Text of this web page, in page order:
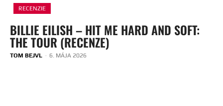
RECENZIE
BILLIE EILISH – HIT ME HARD AND SOFT:
THE TOUR (RECENZE)
TOM BEJVL - 6. MÁJA 2026